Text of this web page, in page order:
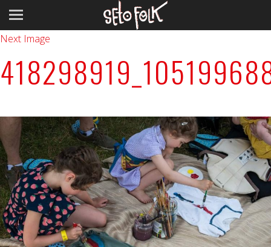
Previous Image
Next Image